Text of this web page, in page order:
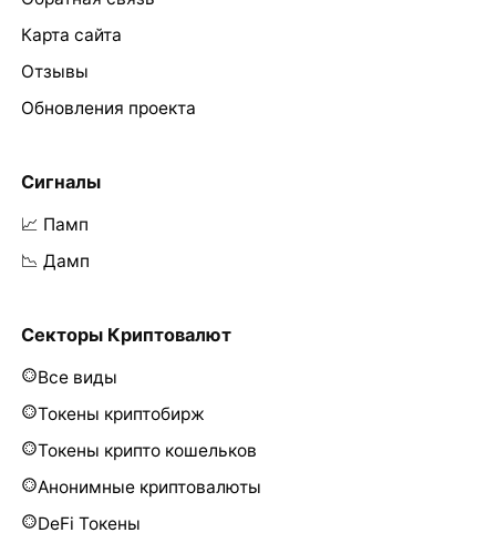
Карта сайта
Отзывы
Обновления проекта
Сигналы
📈 Памп
📉 Дамп
Секторы Криптовалют
Все виды
Токены криптобирж
Токены крипто кошельков
Анонимные криптовалюты
DeFi Токены